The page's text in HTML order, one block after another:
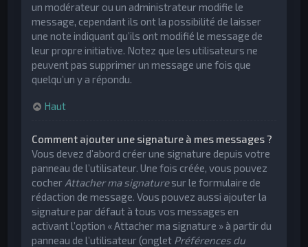
un modérateur ou un administrateur modifie le
message, cependant ils ont la possibilité de laisser
une note indiquant qu’ils ont modifié le message de
leur propre initiative. Notez que les utilisateurs ne
peuvent pas supprimer un message une fois que
quelqu’un y a répondu.
Haut
Comment ajouter une signature à mes messages ?
Vous devez d’abord créer une signature depuis votre
panneau de l’utilisateur. Une fois créée, vous pouvez
cocher Attacher ma signaturesur le formulaire de
rédaction de message. Vous pouvez aussi ajouter la
signature par défaut à tous vos messages en
activant l’option « Attacher ma signature » à partir du
panneau de l’utilisateur (onglet Préférences du